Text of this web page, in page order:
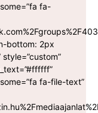
fa-
bottom: 2px
fa-file-text”